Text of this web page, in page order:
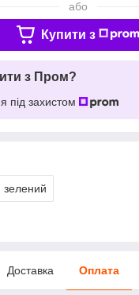
або
Купити з
з Пром?
під захистом
зелений
Доставка Оплата